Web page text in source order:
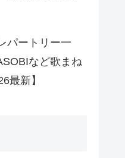
パートリー一
など歌まね
最新】